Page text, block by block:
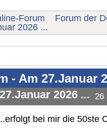
Forum
Forum der
2026 ...
- Am 27.Januar
2026 ... 26
bei mir die 50ste